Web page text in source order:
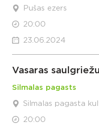
Pušas ezers
20:00
23.06.2024
Vasaras
Silmalas pagasts
Silmalas pagasta
20:00